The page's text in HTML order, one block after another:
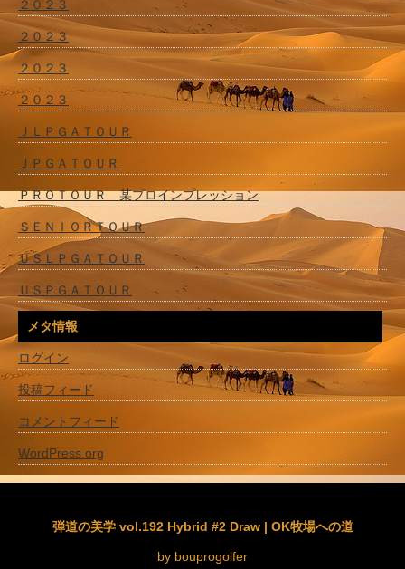
２０２３
２０２３
２０２３
２０２３
ＪＬＰＧＡＴＯＵＲ
ＪＰＧＡＴＯＵＲ
ＰＲＯＴＯＵＲ 某プロインプレッション
ＳＥＮＩＯＲＴＯＵＲ
ＵＳＬＰＧＡＴＯＵＲ
ＵＳＰＧＡＴＯＵＲ
メタ情報
ログイン
投稿フィード
コメントフィード
WordPress.org
弾道の美学 vol.192 Hybrid #2 Draw | OK牧場への道
by bouprogolfer